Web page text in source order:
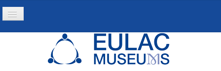
Toggle
Navigation